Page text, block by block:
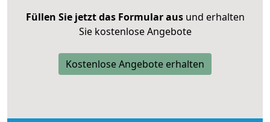
Füllen Sie jetzt das Formular ausund erhalten
Sie kostenlose Angebote
Kostenlose Angebote erhalten